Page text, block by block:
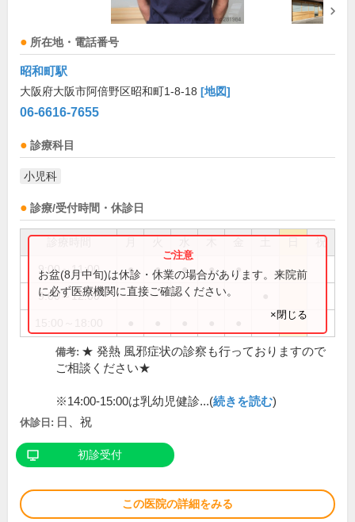
所在地・電話番号
昭和町駅
大阪府大阪市阿倍野区昭和町1-8-18 [地図]
06-6616-7655
診療科目
小児科
診療/受付時間・休診日
祝
9:00～11:00 ● ● ● ● ●
9:00～12:00
お盆(8月中旬)は休診・休業の場合があります。来院前
に必ず医療機関に直接ご確認ください。
×閉じる
備考: ★ 発熱 風邪症状の診察も行っておりますので
ご相談ください★
※14:00-15:00は乳幼児健診...(続きを読む)
休診日: 日、祝
初診受付
この医院の詳細をみる